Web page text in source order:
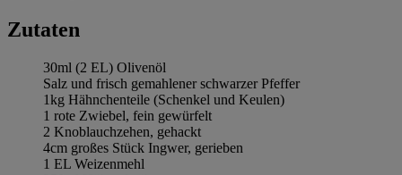
Zutaten
30ml (2 EL) Olivenöl
Salz und frisch gemahlener schwarzer Pfeffer
1kg Hähnchenteile (Schenkel und Keulen)
1 rote Zwiebel, fein gewürfelt
2 Knoblauchzehen, gehackt
4cm großes Stück Ingwer, gerieben
1 EL Weizenmehl